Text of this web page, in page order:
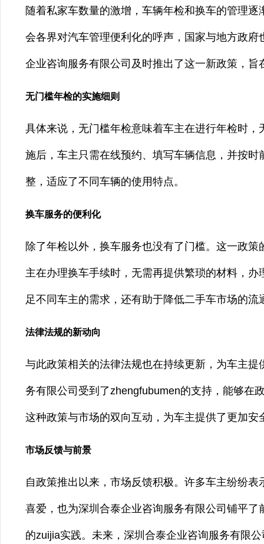
随着私家车数量的激增，车辆年检和换车的管理
会各界对汽车管理便利化的呼声，国家与地方政
企业咨询服务有限公司及时推出了这一新政策，
无门槛年检的实施细则
具体来说，无门槛年检意味着车主在进行年检时
施后，车主只需在线预约、填写车辆信息，并按
整，适应了不同车辆的使用特点。
换车服务的便利化
除了年检以外，换车服务也没有了门槛。这一政
主在办理换车手续时，无需再提供繁琐的材料，
足不同车主的需求，还有助于降低二手车市场的流
法律法规的新动向
与此政策相关的法律法规也在持续更新，为车主
务有限公司受到了zhengfubumen的支持，能够在
这种政策与市场的双向互动，为车主提供了更加安
市场反馈与前景
自政策推出以来，市场反馈积极。许多车主纷纷
喜爱，也为深圳合泰企业咨询服务有限公司铺平
的zuijia实践。未来，深圳合泰企业咨询服务有限